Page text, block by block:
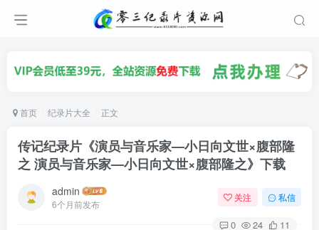
首页 纪录片大全 正文
传记纪录片《演员与音乐家—小日向文世×腹部隆
之 演员与音乐家—小日向文世×腹部隆之》下载
admin
6个月前发布
关注 私信
0 24 11